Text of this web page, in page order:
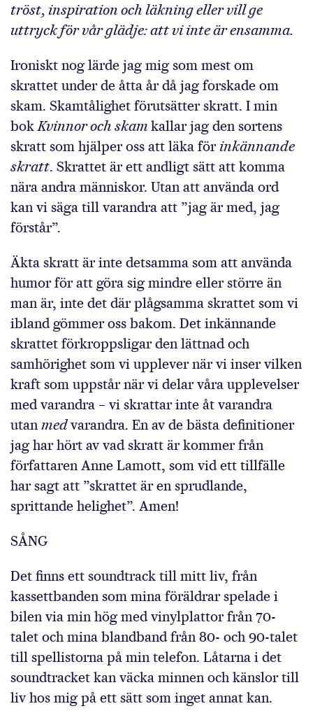
tröst, inspiration och läkning eller vill ge
uttryck för vår glädje: att vi inte är ensamma.
Ironiskt nog lärde jag mig som mest om
skrattet under de åtta år då jag forskade om
skam. Skamtålighet förutsätter skratt. I min
bokKvinnor och skam kallar jag den sortens
skratt som hjälper oss att läka för inkännande
skratt. Skrattet är ett andligt sätt att komma
nära andra människor. Utan att använda ord
kan vi säga till varandra att ”jag är med, jag
förstår”.
Äkta skratt är inte detsamma som att använda
humor för att göra sig mindre eller större än
man är, inte det där plågsamma skrattet som vi
ibland gömmer oss bakom. Det inkännande
skrattet förkroppsligar den lättnad och
samhörighet som vi upplever när vi inser vilken
kraft som uppstår när vi delar våra upplevelser
med varandra – vi skrattar inte åt varandra
utan medvarandra. En av de bästa definitioner
jag har hört av vad skratt är kommer från
författaren Anne Lamott, som vid ett tillfälle
har sagt att ”skrattet är en sprudlande,
sprittande helighet”. Amen!
SÅNG
Det finns ett soundtrack till mitt liv, från
kassettbanden som mina föräldrar spelade i
bilen via min hög med vinylplattor från 70-
talet och mina blandband från 80- och 90-talet
till spellistorna på min telefon. Låtarna i det
soundtracket kan väcka minnen och känslor till
liv hos mig på ett sätt som inget annat kan.